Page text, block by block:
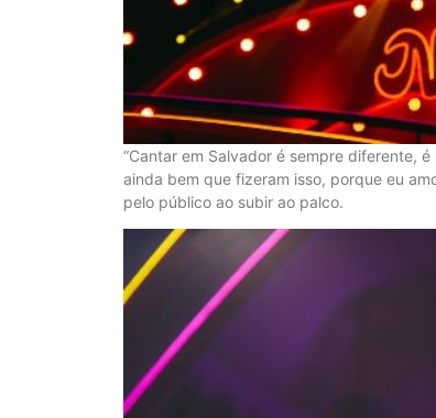
“Cantar em Salvador é sempre diferente,
ainda bem que fizeram isso, porque eu
pelo público ao subir ao palco.